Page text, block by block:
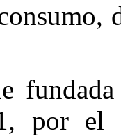
por el